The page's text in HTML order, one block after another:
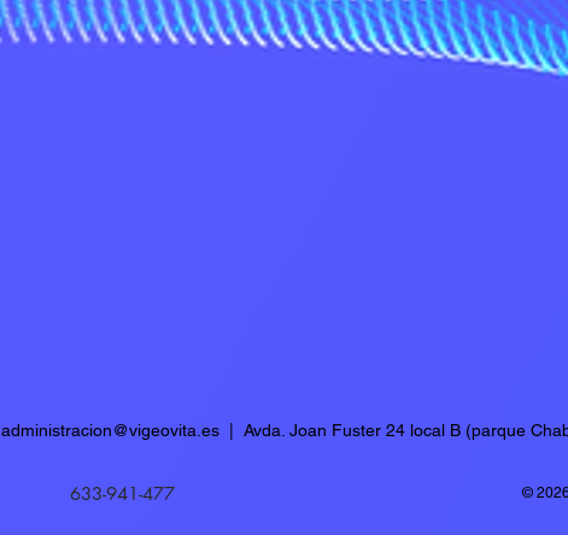
administracion@vigeovita.es| Avda. Joan Fuster 24 local B (parque
©
633-941-477